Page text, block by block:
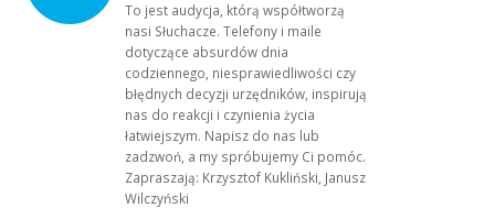
To jest audycja, którą współtworzą
nasi Słuchacze. Telefony i maile
dotyczące absurdów dnia
codziennego, niesprawiedliwości czy
błędnych decyzji urzędników, inspirują
nas do reakcji i czynienia życia
łatwiejszym. Napisz do nas lub
zadzwoń, a my spróbujemy Ci pomóc.
Zapraszają: Krzysztof Kukliński, Janusz
Wilczyński